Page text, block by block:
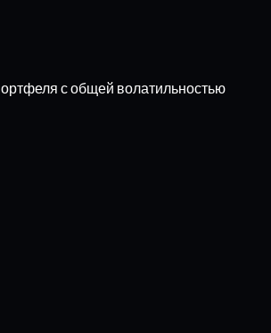
с общей волатильностью